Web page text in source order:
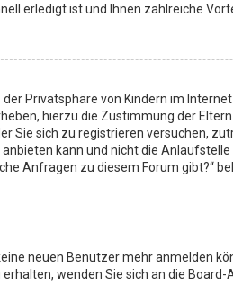
erledigt ist und Ihnen zahlreiche
Privatsphäre von Kindern im
hierzu die Zustimmung der
Sie sich zu registrieren versuchen,
kann und nicht die
Anfragen zu diesem Forum gibt?“
neuen Benutzer mehr anmelden
wenden Sie sich an die Board-